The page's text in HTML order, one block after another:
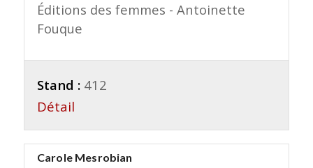
Éditions des femmes - Antoinette
Fouque
Stand : 412
Détail
Carole Mesrobian